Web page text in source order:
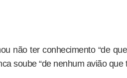
não ter conhecimento “de
soube “de nenhum avião